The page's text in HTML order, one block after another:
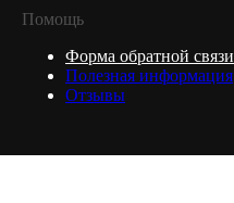
Помощь
Форма обратной связи
Полезная информация
Отзывы